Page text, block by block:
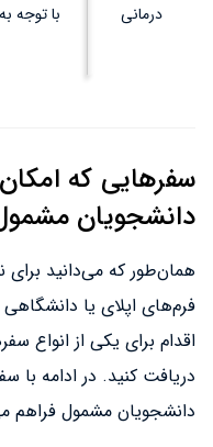
درمانی
با توجه
سفرهایی که
دانشجویان
همان‌طور که می‌دانید برای
فرم‌های اپلای یا دانشگاهی
اقدام برای یکی از انواع
دریافت کنید. در ادامه
دانشجویان مشمول فراهم